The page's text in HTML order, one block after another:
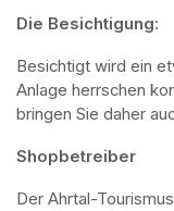
Die Besichtigung:
Besichtigt wird ein
Anlage herrschen
bringen Sie daher
Shopbetreiber
Der Ahrtal-